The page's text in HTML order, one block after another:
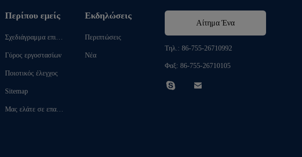
Περίπου εμείς
Σχεδιάγραμμα επιχεί
Γύρος εργοστασίων
Ποιοτικός έλεγχος
Sitemap
Μας ελάτε σε επαφή
Εκδηλώσεις
Περιπτώσεις
Νέα
Αίτημα Ένα
απόσπασμα
Τηλ.: 86-755-26710992
Φαξ: 86-755-26710105
 